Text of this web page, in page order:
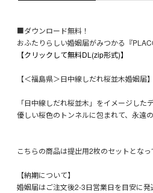
■ダウンロード無料！
おふたりらしい婚姻届がみつかる『
【クリックして無料DL(zip形式)】
【＜福島県＞日中線しだれ桜並木婚姻届】
「日中線しだれ桜並木」をイメージしたデ
優しい桜色のトンネルに包まれて、永遠
こちらの商品は提出用2枚のセットとなっ
【納期について】
婚姻届はご注文後2-3日営業日を目安に発